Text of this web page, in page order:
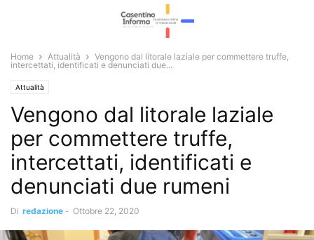
Home Attualità
Vengono dal litorale laziale per commettere truffe,
intercettati, identificati e denunciati due...
Attualità
Vengono dal litorale laziale
per commettere truffe,
intercettati, identificati e
denunciati due rumeni
Di redazione - Ottobre 22, 2020